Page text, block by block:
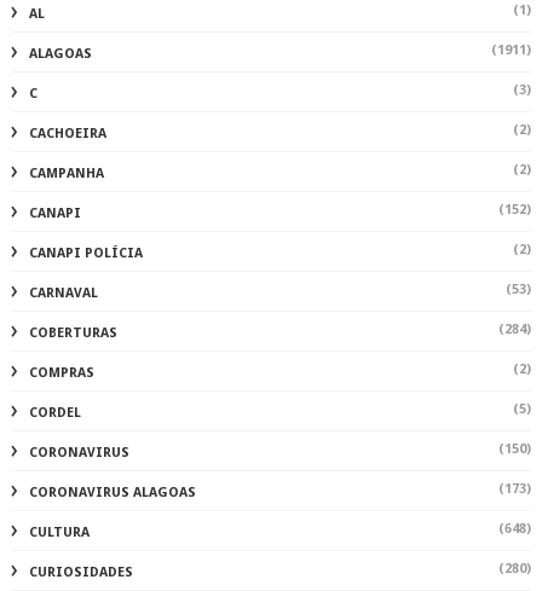
AL (1)
ALAGOAS (1911)
C (3)
CACHOEIRA (2)
CAMPANHA (2)
CANAPI (152)
CANAPI POLÍCIA (2)
CARNAVAL (53)
COBERTURAS (284)
COMPRAS (2)
CORDEL (5)
CORONAVIRUS (150)
CORONAVIRUS ALAGOAS (173)
CULTURA (648)
CURIOSIDADES (280)